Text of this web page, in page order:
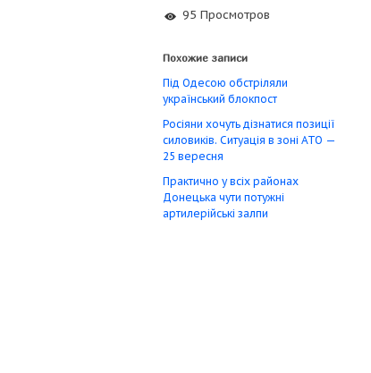
95 Просмотров
Похожие записи
Під Одесою обстріляли
український блокпост
Росіяни хочуть дізнатися позиції
силовиків. Ситуація в зоні АТО —
25 вересня
Практично у всіх районах
Донецька чути потужні
артилерійські залпи